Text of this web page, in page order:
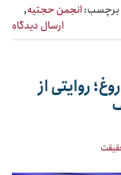
برچسب: انجمن حجتیه,
ارسال دیدگاه
روایتی از